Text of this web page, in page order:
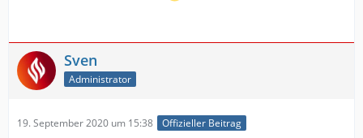
Sven
Administrator
19. September 2020 um 15:38 Offizieller Beitrag